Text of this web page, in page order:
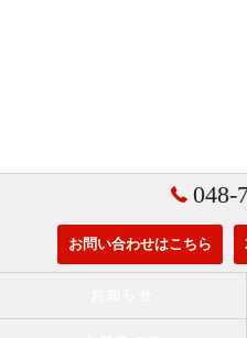
048-
お問い合わせはこちら